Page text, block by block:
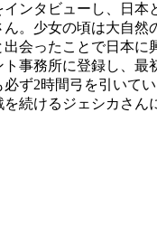
ンタビューし、日
。少女の頃は大自
会ったことで日本
事務所に登録し、
ず2時間弓を引いて
続けるジェシカさ